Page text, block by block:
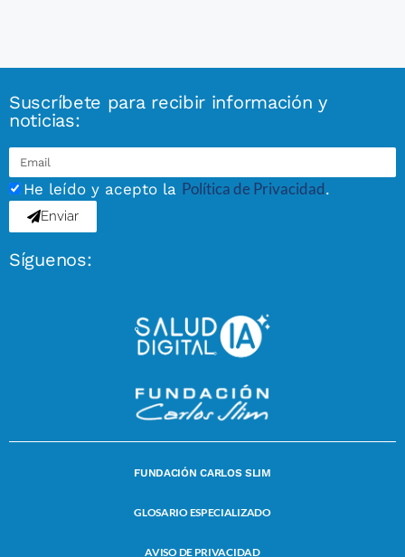
Suscríbete para recibir información y
noticias:
He leído y acepto la Política de Privacidad.
Enviar
Síguenos:
FUNDACIÓN CARLOS SLIM
GLOSARIO ESPECIALIZADO
AVISO DE PRIVACIDAD